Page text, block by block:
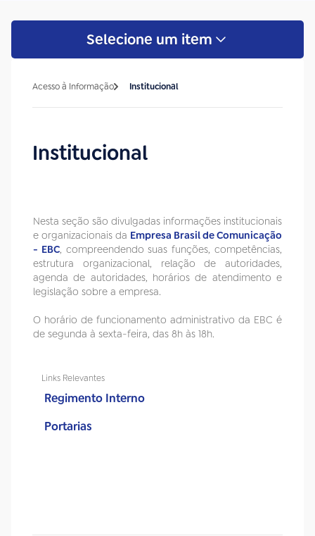
Selecione um item
Acesso à Informação Institucional
Institucional
Nesta seção são divulgadas informações institucionais
e organizacionais da Empresa Brasil de Comunicação
- EBC, compreendendo suas funções, competências,
estrutura organizacional, relação de autoridades,
agenda de autoridades, horários de atendimento e
legislação sobre a empresa.
O horário de funcionamento administrativo da EBC é
de segunda à sexta-feira, das 8h às 18h.
Links Relevantes
Regimento Interno
Portarias